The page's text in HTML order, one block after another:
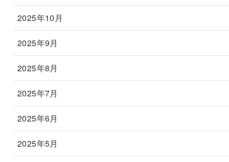
2025年10月
2025年9月
2025年8月
2025年7月
2025年6月
2025年5月